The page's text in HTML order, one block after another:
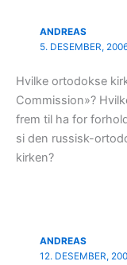
ANDREAS
5. DESEMBER,
Hvilke ortodokse
Commission»?
frem til ha for
si den russisk-
kirken?
ANDREAS
12. DESEMBER,